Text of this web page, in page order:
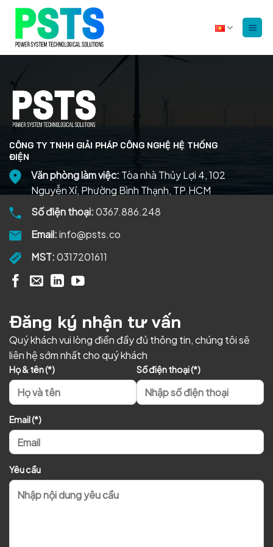
dung
CÔNG TY TNHH GIẢI PHÁP CÔNG NGHỆ HỆ THỐNG
ĐIỆN
Văn phòng làm việc: Tòa nhà Thủy Lợi 4, 102
Nguyễn Xí, Phường Bình Thạnh, TP.HCM
Số điện thoại:0367.886.248
Email:info@psts.co
MST:0317201611
Đăng ký nhận tư vấn
Quý khách vui lòng điền đầy đủ thông tin, chúng tôi sẽ
liên hệ sớm nhất cho quý khách
Họ & tên (*) Số điện thoại (*)
Email (*)
Yêu cầu